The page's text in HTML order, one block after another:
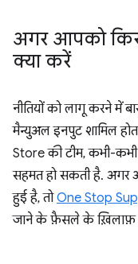
अगर आपको
क्या करें
नीतियों को लागू करने में
मैन्युअल इनपुट शामिल
Store की टीम, कभी-
सहमत हो सकती है. अगर
हुई है, तोOne Stop
जाने के फ़ैसले के ख़िलाफ़